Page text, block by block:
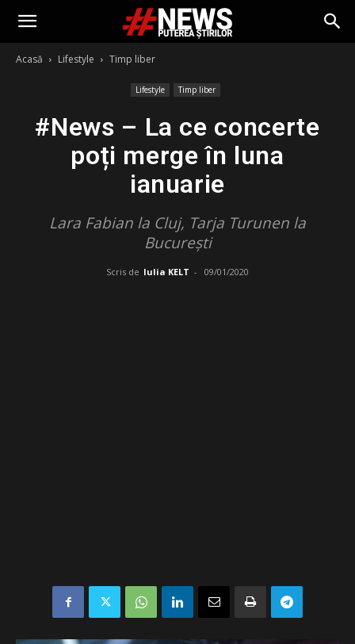
Acasă Lifestyle Timp liber
Lifestyle Timp liber
#News – La ce concerte
poți merge în luna
ianuarie
Lara Fabian la Cluj, Tarja Turunen la
București
Scris de Iulia KELT - 09/01/2020